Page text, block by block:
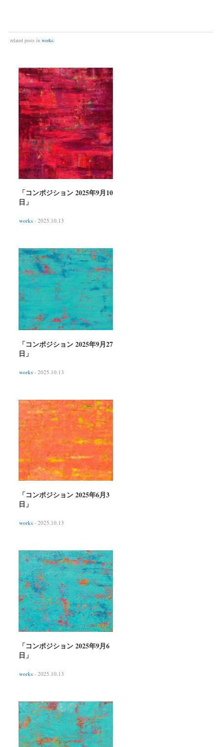
related posts in works:
「コンポジション 2025年9月10
日」
works - 2025.10.13
「コンポジション 2025年9月27
日」
works - 2025.10.13
「コンポジション 2025年6月3
日」
works - 2025.10.13
「コンポジション 2025年9月6
日」
works - 2025.10.13